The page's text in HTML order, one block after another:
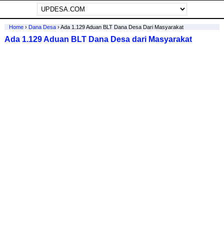
Home› Dana Desa›Ada 1.129 Aduan BLT Dana Desa Dari Masyarakat
Ada 1.129 Aduan BLT Dana Desa dari Masyarakat